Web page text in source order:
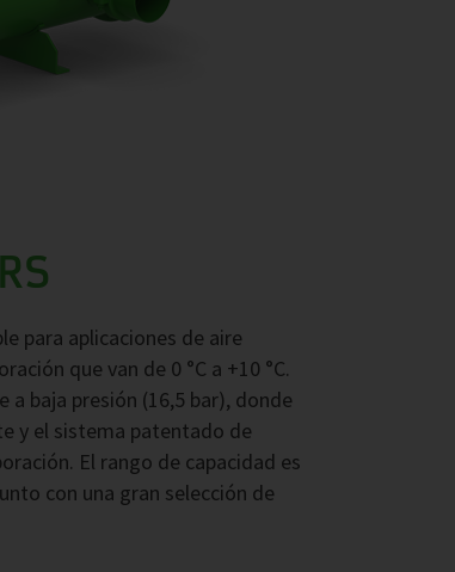
para aplicaciones de aire
que van de 0 °C a +10 °C.
a baja presión (16,5 bar), donde
y el sistema patentado de
El rango de capacidad es
con una gran selección de